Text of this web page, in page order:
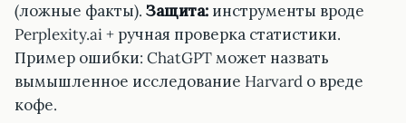
(ложные факты). Защита: инструменты вроде
Perplexity.ai + ручная проверка статистики.
Пример ошибки: ChatGPT может назвать
вымышленное исследование Harvard о вреде
кофе.